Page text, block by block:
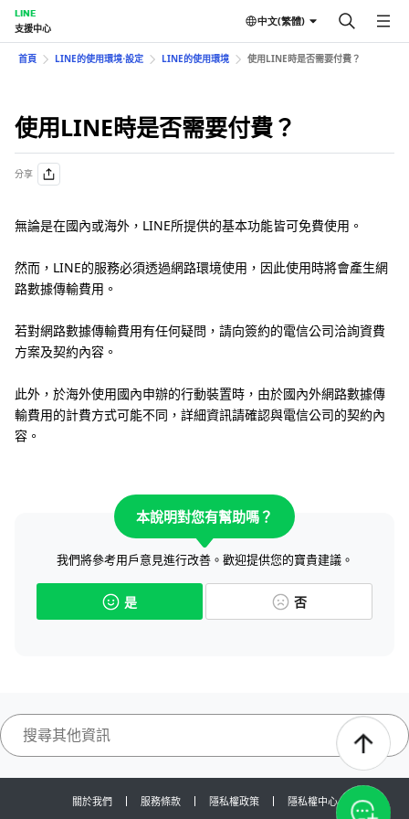
LINE
支援中心
中文(繁體)
首頁 LINE的使用環境⋅設定 LINE的使用環境 使用LINE時是否需要付費？
使用LINE時是否需要付費？
分享
無論是在國內或海外，LINE所提供的基本功能皆可免費使用。
然而，LINE的服務必須透過網路環境使用，因此使用時將會產生網
路數據傳輸費用。
若對網路數據傳輸費用有任何疑問，請向簽約的電信公司洽詢資費
方案及契約內容。
此外，於海外使用國內申辦的行動裝置時，由於國內外網路數據傳
輸費用的計費方式可能不同，詳細資訊請確認與電信公司的契約內
容。
本說明對您有幫助嗎？
我們將參考用戶意見進行改善。歡迎提供您的寶貴建議。
是 否
關於我們 服務條款 隱私權政策 隱私權中心